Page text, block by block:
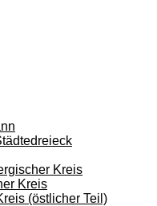
Kreis
Kreis
(östlicher Teil)